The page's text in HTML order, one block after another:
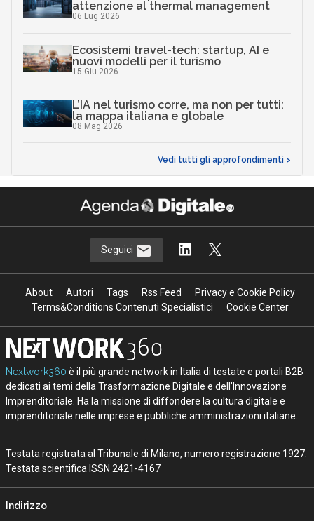
attenzione al thermal management
06 Lug 2026
Ecosistemi travel-tech: startup, AI e
nuovi modelli per il turismo
15 Giu 2026
L’IA nel turismo corre, ma non per tutti:
la mappa italiana e globale
08 Mag 2026
Vedi tutti gli approfondimenti >
Seguici
About Autori Tags Rss Feed
Privacy e Cookie Policy
Terms&Conditions Contenuti Specialistici
Cookie Center
Nextwork360 è il più grande network in Italia di testate e portali B2B
dedicati ai temi della Trasformazione Digitale e dell’Innovazione
Imprenditoriale. Ha la missione di diffondere la cultura digitale e
imprenditoriale nelle imprese e pubbliche amministrazioni italiane.
Testata registrata al Tribunale di Milano, numero registrazione 1927.
Testata scientifica ISSN 2421-4167
Indirizzo